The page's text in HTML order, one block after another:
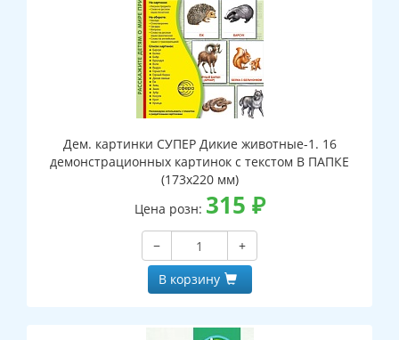
Дем. картинки СУПЕР Дикие животные-1. 16
демонстрационных картинок с текстом В ПАПКЕ
(173х220 мм)
Цена розн: 315 ₽
−
+
В корзину